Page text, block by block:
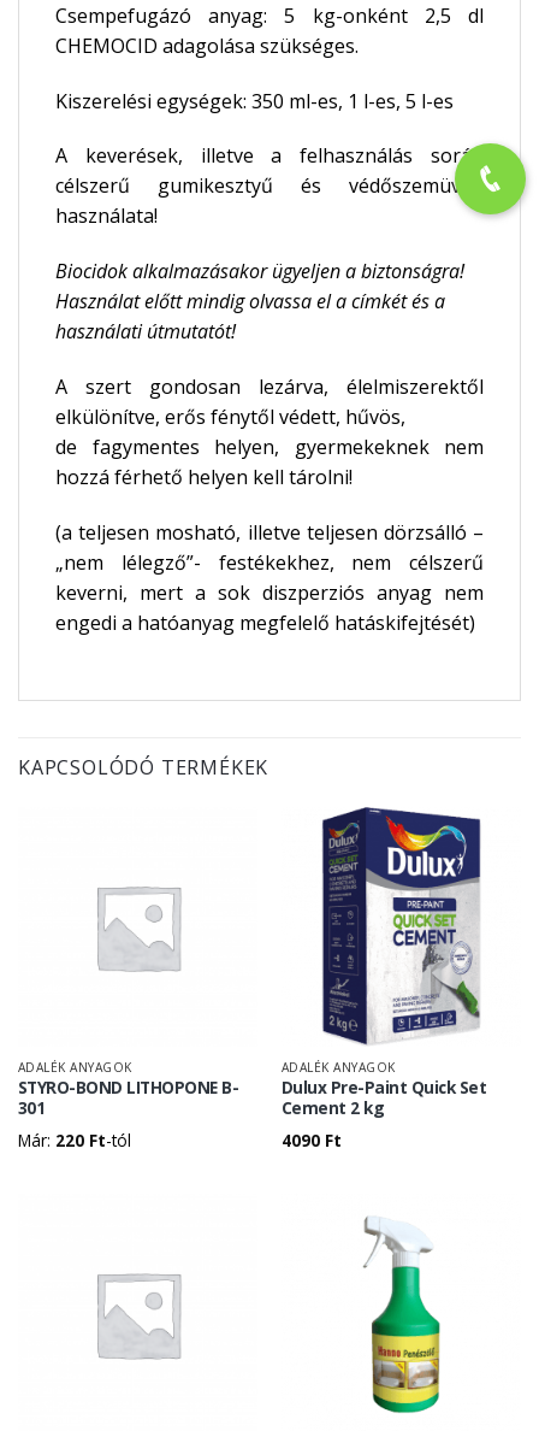
Csempefugázó anyag: 5 kg-onként 2,5 dl
CHEMOCID adagolása szükséges.
Kiszerelési egységek: 350 ml-es, 1 l-es, 5 l-es
A keverések, illetve a felhasználás során
célszerű gumikesztyű és védőszemüveg
használata!
Biocidok alkalmazásakor ügyeljen a biztonságra!
Használat előtt mindig olvassa el a címkét és a
használati útmutatót!
A szert gondosan lezárva, élelmiszerektől
elkülönítve, erős fénytől védett, hűvös,
de fagymentes helyen, gyermekeknek nem
hozzá férhető helyen kell tárolni!
(a teljesen mosható, illetve teljesen dörzsálló –
„nem lélegző”- festékekhez, nem célszerű
keverni, mert a sok diszperziós anyag nem
engedi a hatóanyag megfelelő hatáskifejtését)
KAPCSOLÓDÓ TERMÉKEK
ADALÉK ANYAGOK
STYRO-BOND LITHOPONE B-
301
Már: 220 Ft-tól
ADALÉK ANYAGOK
Dulux Pre-Paint Quick Set
Cement 2 kg
4090 Ft